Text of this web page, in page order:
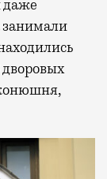
даже
занимали